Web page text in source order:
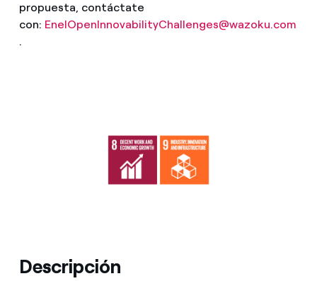
propuesta, contáctate
con: EnelOpenInnovabilityChallenges@wazoku.com
.
Descripción